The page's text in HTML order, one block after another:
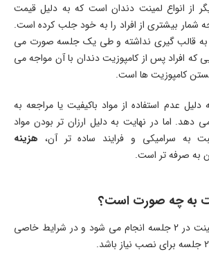
از انواع لمینت دندان است که به دلیل قیمت
شمار بیشتری از افراد را به خود جلب کرده است.
به قالب گیری نداشته و طی یک جلسه صورت می‌
که افراد پس از کامپوزیت دندان با آن مواجه می‌
کامپوزیت‌ ها است.
عدم استفاده از مواد باکیفیت یا مراجعه به
اما در نهایت به دلیل ارزان‌ تر بودن مواد
به سرامیکی و فرایند ساده‌ تر آن، هزینه
به صرفه تر است.
به چه صورت است؟
در حالت کلی نصب لمینت در 2 جلسه انجام می شود و در شرایط خاصی